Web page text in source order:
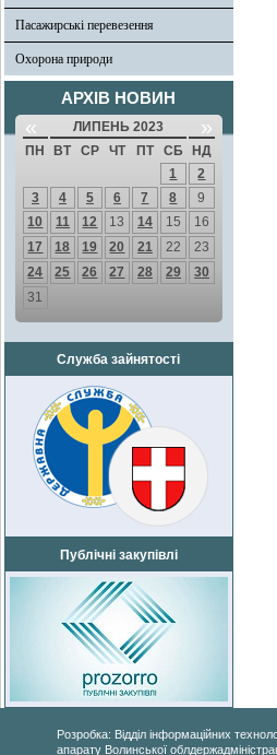
Пасажирські перевезення
Охорона природи
АРХІВ НОВИН
« ЛИПЕНЬ 2023 »
ПН ВТ СР ЧТ ПТ СБ
НД
1
2
3
4 5 6 7 8
9
10
11 12 13 14 15
16
17
18 19 20 21 22
23
24
25 26 27 28 29
30
31
Служба зайнятості
Публічні закупівлі
Розробка: Відділ інформаційних
апарату Волинської